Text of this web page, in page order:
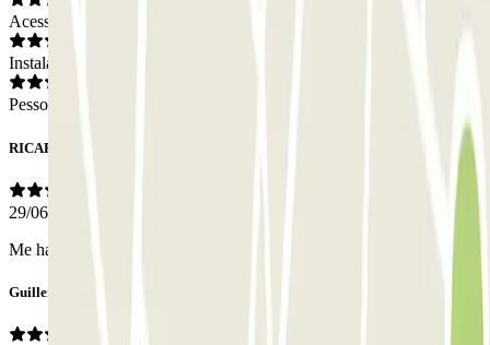
Acesso
Instalações
Pessoal
RICARDO
29/06/2025
Me han roto el cenicero del coche, y no me han dicho nada.
Guillermo